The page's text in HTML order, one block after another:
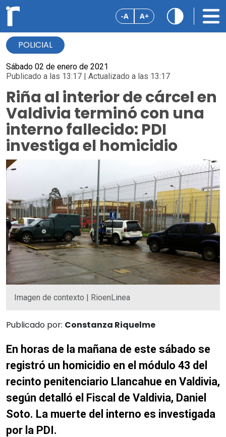
-A A+
POLICIAL
Sábado 02 de enero de 2021
Publicado a las 13:17 | Actualizado a las 13:17
Riña al interior de cárcel en
Valdivia terminó con una
interno fallecido: PDI
investiga el homicidio
Imagen de contexto | RioenLinea
Publicado por: Constanza Riquelme
En horas de la mañana de este sábado se
registró un homicidio en el módulo 43 del
recinto penitenciario Llancahue en Valdivia,
según detalló el Fiscal de Valdivia, Daniel
Soto. La muerte del interno es investigada
por la PDI.